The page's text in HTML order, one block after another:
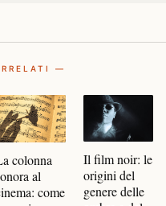
—
colonna
al
come
Il film noir: le
origini del
genere delle